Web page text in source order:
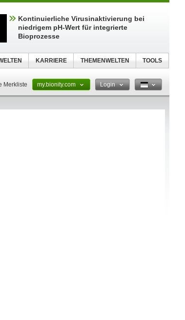
Merkliste my.bionity.com Login
Kontinuierliche Virusinaktivierung bei
niedrigem pH-Wert für integrierte
Bioprozesse
KARRIERE THEMENWELTEN TOOLS